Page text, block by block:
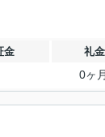
金 礼金
0ヶ月